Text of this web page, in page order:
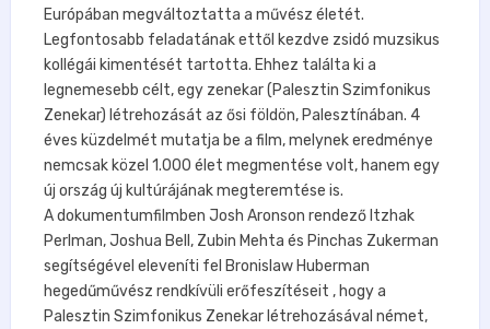
Európában megváltoztatta a művész életét.
Legfontosabb feladatának ettől kezdve zsidó muzsikus
kollégái kimentését tartotta. Ehhez találta ki a
legnemesebb célt, egy zenekar (Palesztin Szimfonikus
Zenekar) létrehozását az ősi földön, Palesztínában. 4
éves küzdelmét mutatja be a film, melynek eredménye
nemcsak közel 1.000 élet megmentése volt, hanem egy
új ország új kultúrájának megteremtése is.
A dokumentumfilmben Josh Aronson rendező Itzhak
Perlman, Joshua Bell, Zubin Mehta és Pinchas Zukerman
segítségével eleveníti fel Bronislaw Huberman
hegedűművész rendkívüli erőfeszítéseit , hogy a
Palesztin Szimfonikus Zenekar létrehozásával német,